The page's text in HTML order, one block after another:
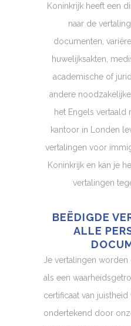
Koninkrijk heeft een
naar de
documenten,
huwelijksakten,
academische of
andere
het Engels vertaald
kantoor in Londen
vertalingen voor
Koninkrijk en kan je
vertalingen
BEËDIGDE
ALLE
Je vertalingen
als een
certificaat van
ondertekend door